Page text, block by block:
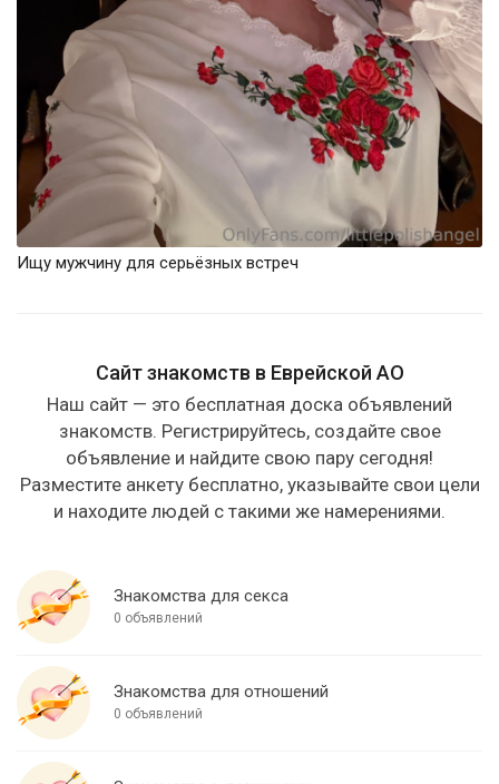
Ищу мужчину для серьёзных встреч
Сайт знакомств в Еврейской АО
Наш сайт — это бесплатная доска объявлений
знакомств. Регистрируйтесь, создайте свое
объявление и найдите свою пару сегодня!
Разместите анкету бесплатно, указывайте свои цели
и находите людей с такими же намерениями.
Знакомства для секса
0 объявлений
Знакомства для отношений
0 объявлений